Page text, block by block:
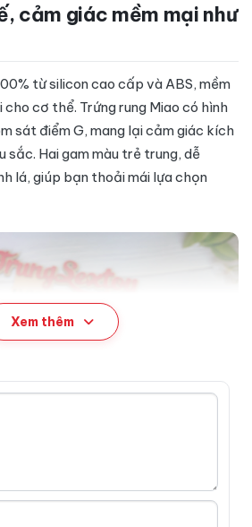
cảm giác mềm mại như
từ silicon cao cấp và ABS, mềm
cơ thể. Trứng rung Miao có hình
sát điểm G, mang lại cảm giác kích
sắc. Hai gam màu trẻ trung, dễ
lá, giúp bạn thoải mái lựa chọn
rung, dễ dàng điều
Xem thêm